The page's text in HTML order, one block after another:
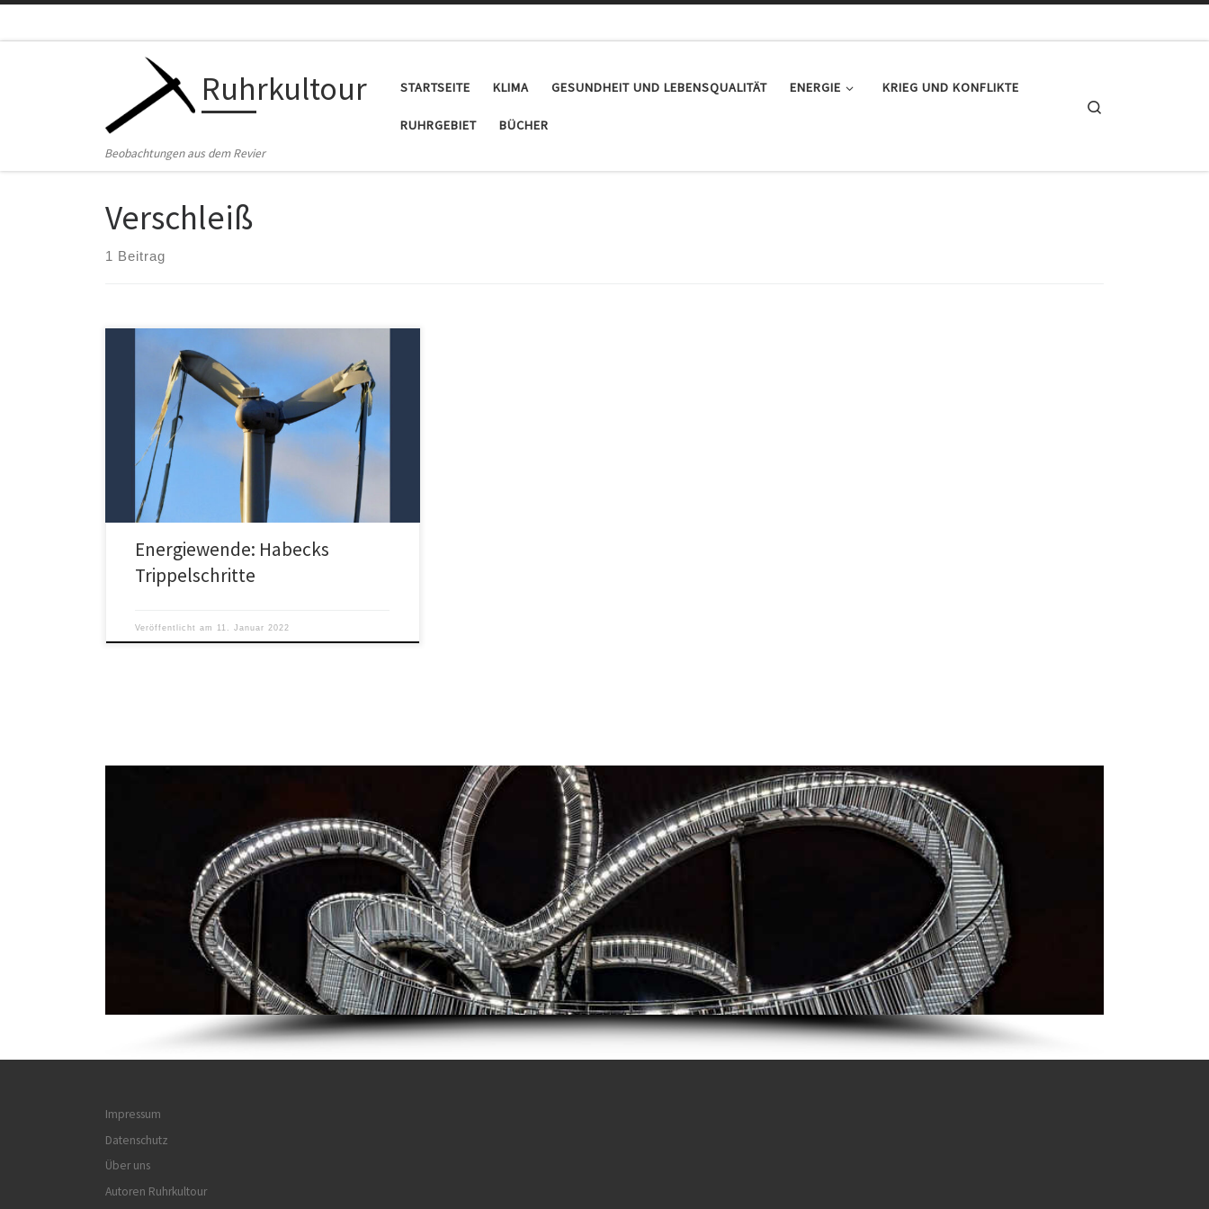
Ruhrkultour
Beobachtungen aus dem Revier
STARTSEITE KLIMA GESUNDHEIT UND LEBENSQUALITÄT ENERGIE KRIEG UND KONFLIKTE
RUHRGEBIET BÜCHER
Verschleiß
1 Beitrag
Kaum in der Verantwortung für die Energieversorgung,
werden aus dem angekündigten „Großen Sprung nach
vorn“ zaghafte Trippelschritte.
Energiewende: Habecks
Trippelschritte
Veröffentlicht am 11. Januar 2022
Impressum
Datenschutz
Über uns
Autoren Ruhrkultour